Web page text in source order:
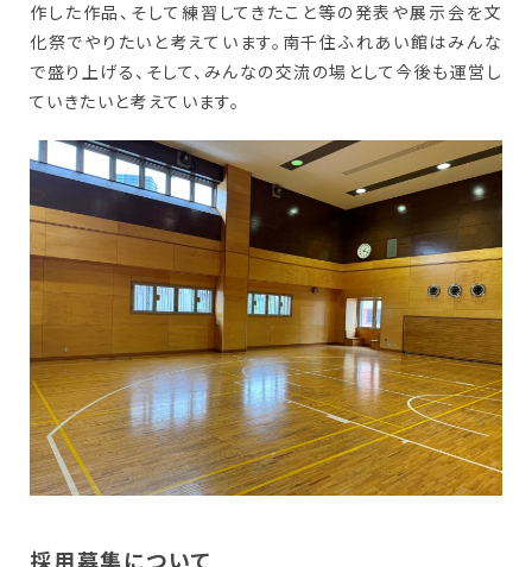
作した作品、そして練習してきたこと等の発表や展示会を文
化祭でやりたいと考えています。南千住ふれあい館はみんな
で盛り上げる、そして、みんなの交流の場として今後も運営し
ていきたいと考えています。
採用募集について